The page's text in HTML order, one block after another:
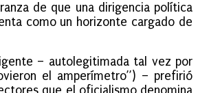
de que una dirigencia política
como un horizonte cargado de
– autolegitimada tal vez por
el amperímetro”) – prefirió